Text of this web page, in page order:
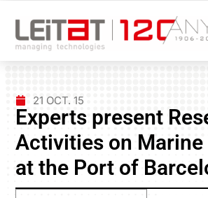
21 OCT. 15
Experts present
Activities on
at the Port of